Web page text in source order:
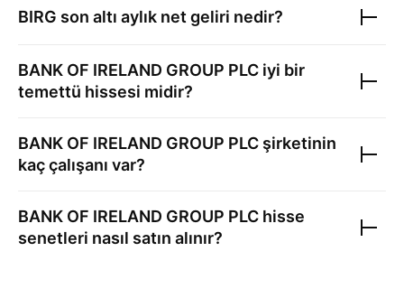
BIRG son altı aylık net geliri nedir?
BANK OF IRELAND GROUP PLC iyi bir
temettü hissesi midir?
BANK OF IRELAND GROUP PLC şirketinin
kaç çalışanı var?
BANK OF IRELAND GROUP PLC hisse
senetleri nasıl satın alınır?